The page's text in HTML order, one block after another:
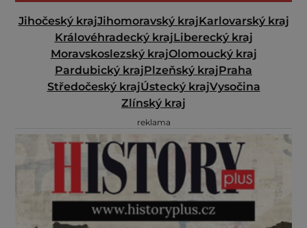
Jihočeský krajJihomoravský krajKarlovarský kraj
Královéhradecký krajLiberecký kraj
Moravskoslezský krajOlomoucký kraj
Pardubický krajPlzeňský krajPraha
Středočeský krajÚstecký krajVysočina
Zlínský kraj
reklama